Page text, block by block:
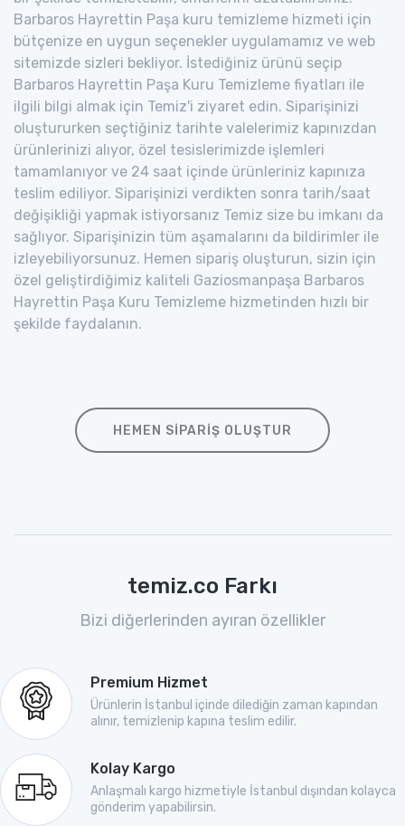
Barbaros Hayrettin Paşa kuru temizleme hizmeti için
bütçenize en uygun seçenekler uygulamamız ve web
sitemizde sizleri bekliyor. İstediğiniz ürünü seçip
Barbaros Hayrettin Paşa Kuru Temizleme fiyatları ile
ilgili bilgi almak için Temiz'i ziyaret edin. Siparişinizi
oluştururken seçtiğiniz tarihte valelerimiz kapınızdan
ürünlerinizi alıyor, özel tesislerimizde işlemleri
tamamlanıyor ve 24 saat içinde ürünleriniz kapınıza
teslim ediliyor. Siparişinizi verdikten sonra tarih/saat
değişikliği yapmak istiyorsanız Temiz size bu imkanı da
sağlıyor. Siparişinizin tüm aşamalarını da bildirimler ile
izleyebiliyorsunuz. Hemen sipariş oluşturun, sizin için
özel geliştirdiğimiz kaliteli Gaziosmanpaşa Barbaros
Hayrettin Paşa Kuru Temizleme hizmetinden hızlı bir
şekilde faydalanın.
HEMEN SIPARIŞ OLUŞTUR
temiz.co Farkı
Bizi diğerlerinden ayıran özellikler
Premium Hizmet
Ürünlerin İstanbul içinde dilediğin zaman kapından
alınır, temizlenip kapına teslim edilir.
Kolay Kargo
Anlaşmalı kargo hizmetiyle İstanbul dışından kolayca
gönderim yapabilirsin.